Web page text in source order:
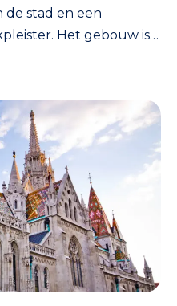
de stad en een
Het gebouw is
Het is het grootste
van de grootste
Het
tussen 1885
en is ontworpen door
Steindl. Het gebouw